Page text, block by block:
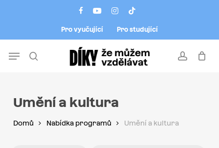
facebookyoutubeinstagram
tiktok
Pro vyučující Pro studující
account
Menu
Umění a kultura
Domů Nabídka programů Umění a kultura